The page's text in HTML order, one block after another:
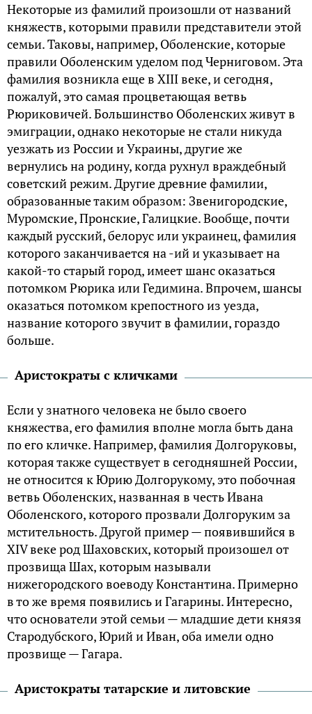
Некоторые из фамилий произошли от названий
княжеств, которыми правили представители этой
семьи. Таковы, например, Оболенские, которые
правили Оболенским уделом под Черниговом. Эта
фамилия возникла еще в XIII веке, и сегодня,
пожалуй, это самая процветающая ветвь
Рюриковичей. Большинство Оболенских живут в
эмиграции, однако некоторые не стали никуда
уезжать из России и Украины, другие же
вернулись на родину, когда рухнул враждебный
советский режим. Другие древние фамилии,
образованные таким образом: Звенигородские,
Муромские, Пронские, Галицкие. Вообще, почти
каждый русский, белорус или украинец, фамилия
которого заканчивается на -ий и указывает на
какой-то старый город, имеет шанс оказаться
потомком Рюрика или Гедимина. Впрочем, шансы
оказаться потомком крепостного из уезда,
название которого звучит в фамилии, гораздо
больше.
Аристократы с кличками
Если у знатного человека не было своего
княжества, его фамилия вполне могла быть дана
по его кличке. Например, фамилия Долгоруковы,
которая также существует в сегодняшней России,
не относится к Юрию Долгорукому, это побочная
ветвь Оболенских, названная в честь Ивана
Оболенского, которого прозвали Долгоруким за
мстительность. Другой пример — появившийся в
XIV веке род Шаховских, который произошел от
прозвища Шах, которым называли
нижегородского воеводу Константина. Примерно
в то же время появились и Гагарины. Интересно,
что основатели этой семьи — младшие дети князя
Стародубского, Юрий и Иван, оба имели одно
прозвище — Гагара.
Аристократы татарские и литовские